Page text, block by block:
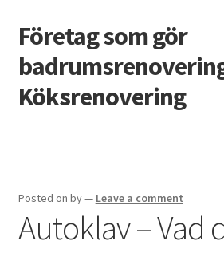
Skip
to
navigation
Skip
to
content
Företag som gör
Köksrenovering
Grunden till ett badrum som håller
Posted on by— Leave a comment
Autoklav – Vad